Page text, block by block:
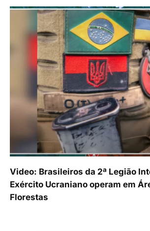
Video: Brasileiros da 2ª Legião
Exército Ucraniano operam em
Florestas